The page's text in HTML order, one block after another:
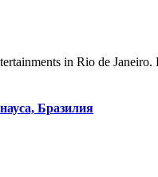
in Rio de
Бразилия